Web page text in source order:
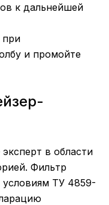
к дальнейшей
при
и промойте
в области
Фильтр
условиям ТУ 4859-